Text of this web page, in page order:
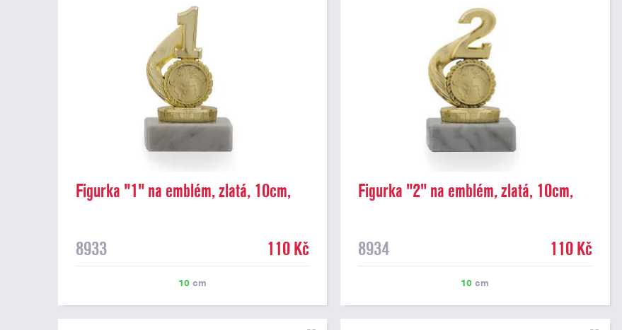
Figurka "1" na emblém, zlatá, 10cm,
8933
110 Kč
10cm
Figurka "2" na emblém, zlatá, 10cm,
emblém, zlatá, 10cm, včetně mramoru
8934 110 Kč
10 cm